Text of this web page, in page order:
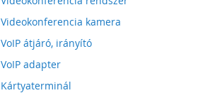
Videokonferencia kamera
VoIP átjáró, irányító
VoIP adapter
Kártyaterminál